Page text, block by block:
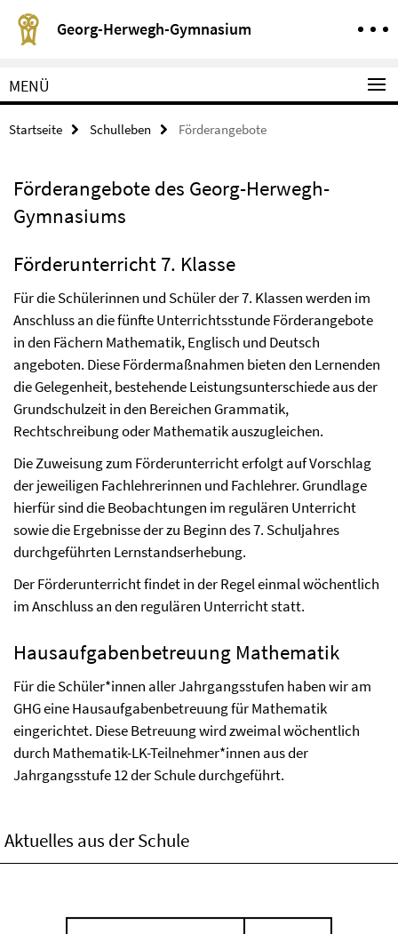
Springe direkt zu Inhalt
Georg-Herwegh-Gymnasium
Service-Navigation
MENÜ
Startseite Schulleben Förderangebote
Förderangebote des Georg-Herwegh-
Gymnasiums
Förderunterricht 7. Klasse
Für die Schülerinnen und Schüler der 7. Klassen werden im
Anschluss an die fünfte Unterrichtsstunde Förderangebote
in den Fächern Mathematik, Englisch und Deutsch
angeboten. Diese Fördermaßnahmen bieten den Lernenden
die Gelegenheit, bestehende Leistungsunterschiede aus der
Grundschulzeit in den Bereichen Grammatik,
Rechtschreibung oder Mathematik auszugleichen.
Die Zuweisung zum Förderunterricht erfolgt auf Vorschlag
der jeweiligen Fachlehrerinnen und Fachlehrer. Grundlage
hierfür sind die Beobachtungen im regulären Unterricht
sowie die Ergebnisse der zu Beginn des 7. Schuljahres
durchgeführten Lernstandserhebung.
Der Förderunterricht findet in der Regel einmal wöchentlich
im Anschluss an den regulären Unterricht statt.
Hausaufgabenbetreuung Mathematik
Für die Schüler*innen aller Jahrgangsstufen haben wir am
GHG eine Hausaufgabenbetreuung für Mathematik
eingerichtet. Diese Betreuung wird zweimal wöchentlich
durch Mathematik-LK-Teilnehmer*innen aus der
Jahrgangsstufe 12 der Schule durchgeführt.
Aktuelles aus der Schule